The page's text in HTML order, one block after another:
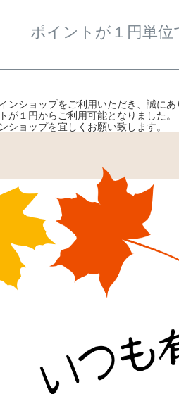
ポイントが１円単位
ンショップをご利用いただき、誠にあ
が１円からご利用可能となりました。
ショップを宜しくお願い致します。